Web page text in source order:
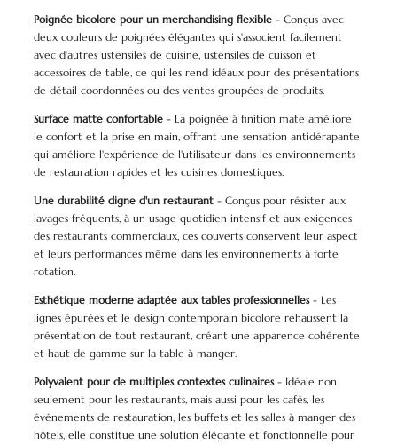
Poignée bicolore pour un merchandising flexible- Conçus avec
deux couleurs de poignées élégantes qui s'associent facilement
avec d'autres ustensiles de cuisine, ustensiles de cuisson et
accessoires de table, ce qui les rend idéaux pour des présentations
de détail coordonnées ou des ventes groupées de produits.
Surface matte confortable- La poignée à finition mate améliore
le confort et la prise en main, offrant une sensation antidérapante
qui améliore l'expérience de l'utilisateur dans les environnements
de restauration rapides et les cuisines domestiques.
Une durabilité digne d'un restaurant- Conçus pour résister aux
lavages fréquents, à un usage quotidien intensif et aux exigences
des restaurants commerciaux, ces couverts conservent leur aspect
et leurs performances même dans les environnements à forte
rotation.
Esthétique moderne adaptée aux tables professionnelles- Les
lignes épurées et le design contemporain bicolore rehaussent la
présentation de tout restaurant, créant une apparence cohérente
et haut de gamme sur la table à manger.
Polyvalent pour de multiples contextes culinaires- Idéale non
seulement pour les restaurants, mais aussi pour les cafés, les
événements de restauration, les buffets et les salles à manger des
hôtels, elle constitue une solution élégante et fonctionnelle pour